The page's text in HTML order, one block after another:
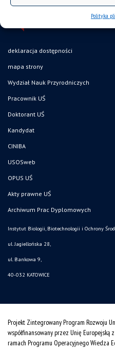
Polityka
deklaracja dostępności
mapa strony
Wydział Nauk Przyrodniczych
Pracownik UŚ
Doktorant UŚ
Kandydat
CINIBA
USOSweb
OPUS UŚ
Akty prawne UŚ
Archiwum Prac Dyplomowych
Instytut Biologii, Biotechnologii i Ochrony
ul. Jagiellońska 28,
ul. Bankowa 9,
40-032 KATOWICE
Projekt Zintegrowany Program Rozwoju
współfinansowany przez Unię Europejską
ramach Programu Operacyjnego Wiedza